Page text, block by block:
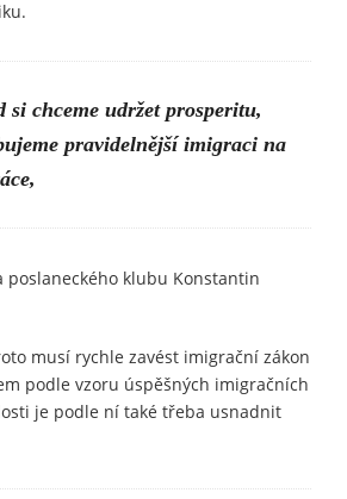
si chceme udržet prosperitu,
pravidelnější imigraci na
poslaneckého klubu Konstantin
musí rychle zavést imigrační zákon
podle vzoru úspěšných imigračních
je podle ní také třeba usnadnit